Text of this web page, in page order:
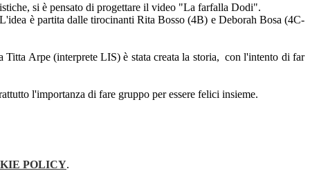
si è pensato di progettare il video "La farfalla Dodi".
è partita dalle tirocinanti Rita Bosso (4B) e Deborah Bosa (4C-
Titta Arpe (interprete LIS) è stata creata la storia, con l'intento di far
l'importanza di fare gruppo per essere felici insieme.
POLICY.